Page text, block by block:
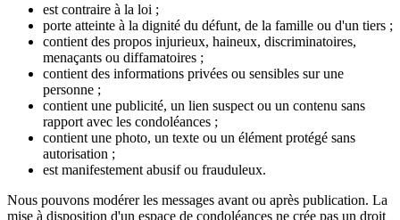
est contraire à la loi ;
porte atteinte à la dignité du défunt, de la famille ou d'un tiers ;
contient des propos injurieux, haineux, discriminatoires,
menaçants ou diffamatoires ;
contient des informations privées ou sensibles sur une
personne ;
contient une publicité, un lien suspect ou un contenu sans
rapport avec les condoléances ;
contient une photo, un texte ou un élément protégé sans
autorisation ;
est manifestement abusif ou frauduleux.
Nous pouvons modérer les messages avant ou après publication. La
mise à disposition d'un espace de condoléances ne crée pas un droit